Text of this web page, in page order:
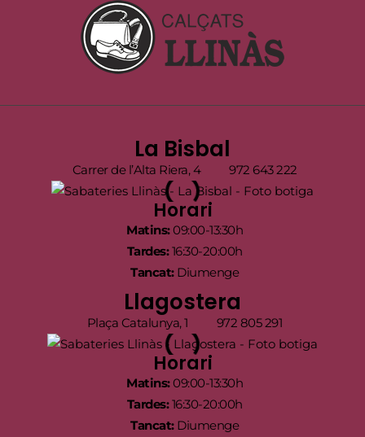
La Bisbal
Carrer de l’Alta Riera, 4 972 643 222
Horari
Matins:09:00-13:30h
Tardes:16:30-20:00h
Tancat:Diumenge
Llagostera
Plaça Catalunya, 1 972 805 291
Horari
Matins:09:00-13:30h
Tardes:16:30-20:00h
Tancat:Diumenge